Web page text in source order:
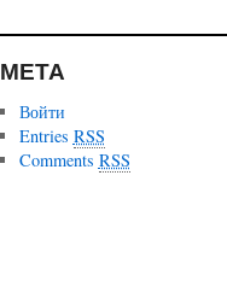
МЕТА
Войти
Entries RSS
Comments RSS